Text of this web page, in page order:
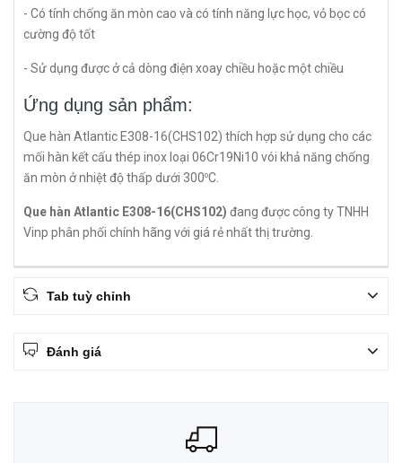
- Có tính chống ăn mòn cao và có tính năng lực học, vỏ bọc có
cường độ tốt
- Sử dụng được ở cả dòng điện xoay chiều hoặc một chiều
Ứng dụng sản phẩm:
Que hàn Atlantic E308-16(CHS102) thích hợp sử dụng cho các
mối hàn kết cấu thép inox loại 06Cr19Ni10 vói khả năng chống
ăn mòn ở nhiệt độ thấp dưới 300oC.
Que hàn Atlantic E308-16(CHS102) đang được công ty TNHH
Vinp phân phối chính hãng với giá rẻ nhất thị trường.
Tab tuỳ chỉnh
Đánh giá